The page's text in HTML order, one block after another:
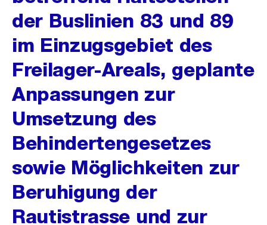
der Buslinien 83 und 89
im Einzugsgebiet des
Freilager-Areals, geplante
Anpassungen zur
Umsetzung des
Behindertengesetzes
sowie Möglichkeiten zur
Beruhigung der
Rautistrasse und zur